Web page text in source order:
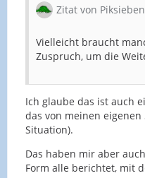
Zitat von Piksieben
Vielleicht braucht
Zuspruch, um die
Ich glaube das ist auch
das von meinen eigenen
Situation).
Das haben mir aber
Form alle berichtet, mit